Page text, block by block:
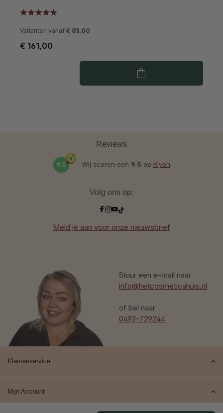
Varianten vanaf € 83,00
€ 161,00
Stuur een e-mail naar
info@hetcosmeticahuis.nl
of bel naar
0492-729244
Reviews
9.5 Wij scoren een 9.5 op Kiyoh
Volg ons op:
Meld je aan voor onze nieuwsbrief
Klantenservice
Mijn Account